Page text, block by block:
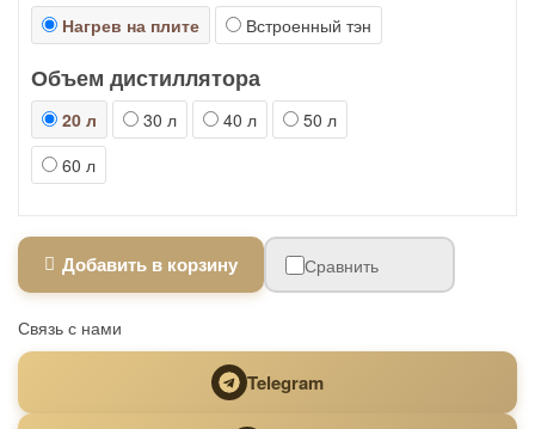
Нагрев на плите Встроенный тэн
Объем дистиллятора
20 л 30 л 40 л
50 л
60 л
Добавить в корзину Сравнить
Связь с нами
Telegram